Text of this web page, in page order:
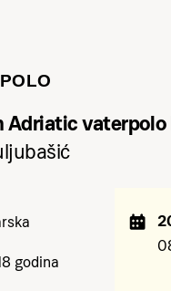
Adriatic vaterpolo
godina